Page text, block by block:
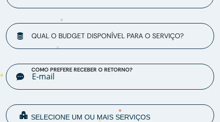
QUAL O BUDGET DISPONÍVEL PARA O SERVIÇO?
COMO PREFERE RECEBER O RETORNO?